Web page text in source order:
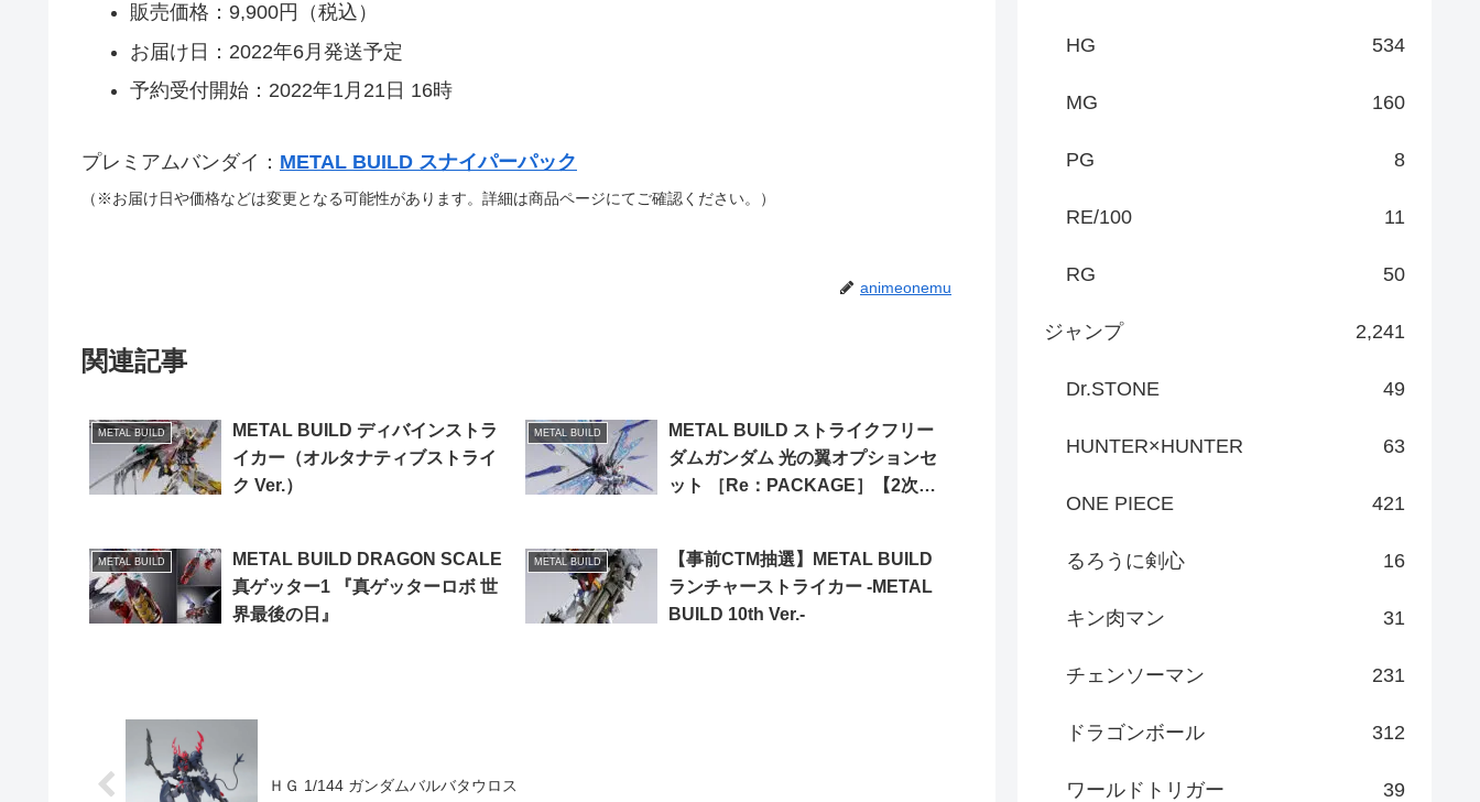
販売価格：9,900円（税込）
お届け日：2022年6月発送予定
予約受付開始：2022年1月21日 16時
プレミアムバンダイ： METAL BUILD スナイパーパック
（※お届け日や価格などは変更となる可能性があります。詳細は商品ページにてご確認ください。）
animeonemu
関連記事
METAL BUILD
METAL BUILD ディバインストラ
イカー（オルタナティブストライ
ク Ver.）
METAL BUILD
METAL BUILD ストライクフリー
ダムガンダム 光の翼オプションセ
ット ［Re：PACKAGE］【2次：
METAL BUILD
METAL BUILD DRAGON SCALE
真ゲッター1 『真ゲッターロボ 世
界最後の日』
METAL BUILD
【事前CTM抽選】METAL BUILD
ランチャーストライカー -METAL
BUILD 10th Ver.-
ＨＧ 1/144 ガンダムバルバタウロス
HG 534
MG 160
PG 8
RE/100 11
RG 50
ジャンプ 2,241
Dr.STONE 49
HUNTER×HUNTER 63
ONE PIECE 421
るろうに剣心 16
キン肉マン 31
チェンソーマン 231
ドラゴンボール 312
ワールドトリガー 39